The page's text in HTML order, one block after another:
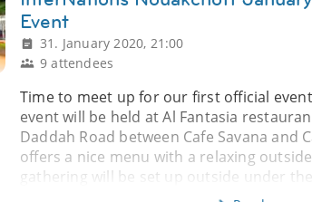
Event
31. January 2020, 21:00
9 attendees
Time to meet up for our first official
event will be held at Al Fantasia
Daddah Road between Cafe Savana and
offers a nice menu with a relaxing
gathering will be set up outside under